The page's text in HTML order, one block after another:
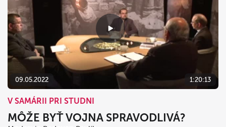
09.05.2022 1:20:13
V SAMÁRII PRI STUDNI
MÔŽE BYŤ VOJNA SPRAVODLIVÁ?